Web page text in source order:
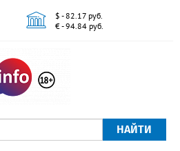
$ - 82.17 руб.
€ - 94.84 руб.
НАЙТИ